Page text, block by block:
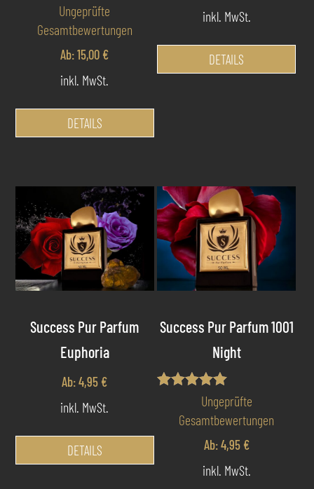
Bewertet mit
5.00
von 5
Ungeprüfte
Gesamtbewertungen
Ab:15,00 €
inkl. MwSt.
DETAILS
inkl. MwSt.
DETAILS
Success Pur Parfum
Euphoria
Ab:4,95 €
inkl. MwSt.
DETAILS
Dieses
weist
Success Pur Parfum 1001
Night
Bewertet mit
5.00
von 5
Ungeprüfte
Gesamtbewertungen
Ab:4,95 €
inkl. MwSt.